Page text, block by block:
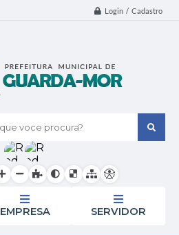
Login / Cadastro
EMPRESA SERVIDOR